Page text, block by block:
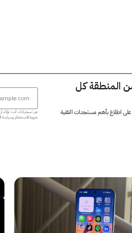
المنطقة كل
على اطلاع بأهم مستجدات التقنية
شروط الاستخدام وسياسة